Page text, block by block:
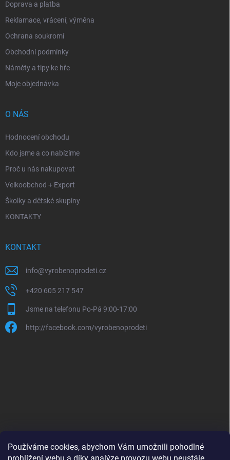
Používáme cookies, abychom Vám umožnili pohodlné
Doprava a platba
Reklamace, vrácení, výměna
Ochrana soukromí
Obchodní podmínky
Náměty a tipy ke hře
Moje objednávka
O NÁS
Hodnocení obchodu
Kdo jsme a co nabízíme
Proč u nás nakupovat
Velkoobchod + Export
Školky a dětské skupiny
KONTAKTY
KONTAKT
info@vyrobenoprodeti.cz
+420 605 217 547
Jsme na telefonu Po-Pá 9:00-17:00
http://facebook.com/vyrobenoprodeti